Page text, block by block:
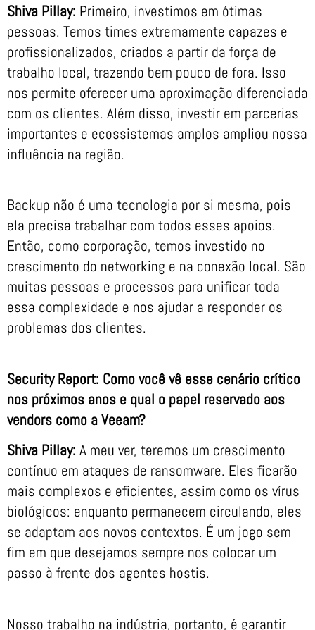
Shiva Pillay: Primeiro, investimos em ótimas
pessoas. Temos times extremamente capazes e
profissionalizados, criados a partir da força de
trabalho local, trazendo bem pouco de fora. Isso
nos permite oferecer uma aproximação diferenciada
com os clientes. Além disso, investir em parcerias
importantes e ecossistemas amplos ampliou nossa
influência na região.
Backup não é uma tecnologia por si mesma, pois
ela precisa trabalhar com todos esses apoios.
Então, como corporação, temos investido no
crescimento do networking e na conexão local. São
muitas pessoas e processos para unificar toda
essa complexidade e nos ajudar a responder os
problemas dos clientes.
Security Report: Como você vê esse cenário crítico
nos próximos anos e qual o papel reservado aos
vendors como a Veeam?
Shiva Pillay: A meu ver, teremos um crescimento
contínuo em ataques de ransomware. Eles ficarão
mais complexos e eficientes, assim como os vírus
biológicos: enquanto permanecem circulando, eles
se adaptam aos novos contextos. É um jogo sem
fim em que desejamos sempre nos colocar um
passo à frente dos agentes hostis.
Nosso trabalho na indústria, portanto, é garantir